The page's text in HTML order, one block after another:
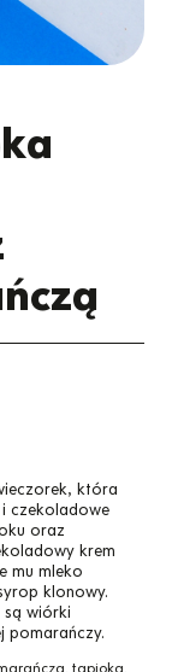
która
czekoladowe
oraz
krem
mu mleko
klonowy.
są wiórki
pomarańczy.
tapioka,